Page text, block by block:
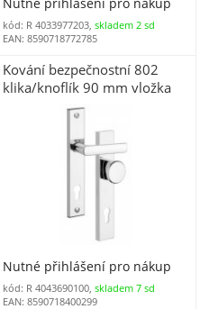
kód: R 4033977203,skladem 2 sd
EAN: 8590718772785
Kování bezpečnostní 802
klika/knoflík 90 mm vložka
chrom nerez 0100 (R 802)
Nutné přihlášení pro nákup
kód: R 4043690100,skladem 7 sd
EAN: 8590718400299